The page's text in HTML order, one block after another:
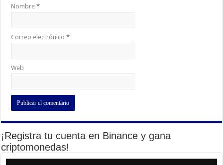
Nombre*
Correo electrónico*
Web
¡Registra tu cuenta en Binance y gana
criptomonedas!